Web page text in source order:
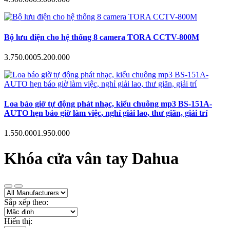
Bộ lưu điện cho hệ thống 8 camera TORA CCTV-800M
3.750.0005.200.000
Loa báo giờ tự động phát nhạc, kiểu chuông mp3 BS-151A-
AUTO hẹn báo giờ làm việc, nghỉ giải lao, thư giãn, giải trí
1.550.0001.950.000
Khóa cửa vân tay Dahua
Sắp xếp theo:
Hiển thị: